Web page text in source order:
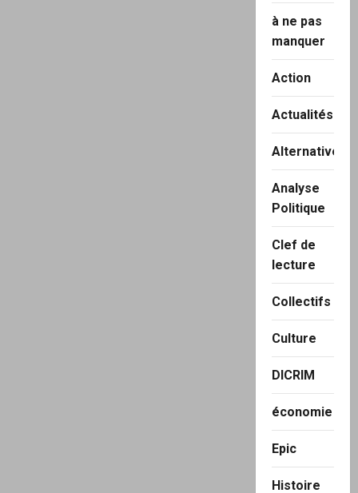
à ne pas
manquer
Action
Actualités
Alternatives
Analyse
Politique
Clef de
lecture
Collectifs
Culture
DICRIM
économie
Epic
Histoire